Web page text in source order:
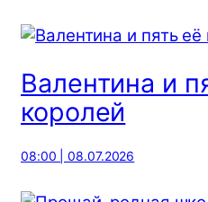
Валентина и
королей
08:00 | 08.07.2026